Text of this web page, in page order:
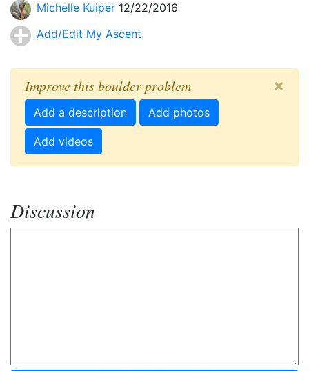
Michelle Kuiper 12/22/2016
Add/Edit My Ascent
Improve this boulder problem ×
Add a description Add photos
Add videos
Discussion